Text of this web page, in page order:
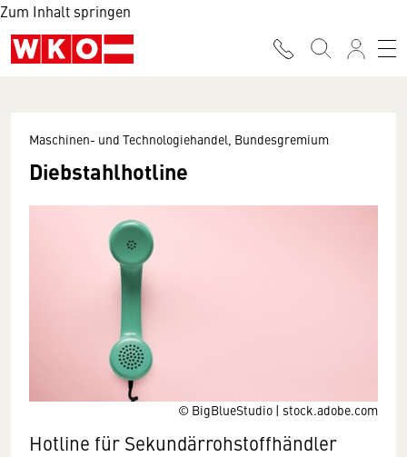
Zum Inhalt springen
© BigBlueStudio | stock.adobe.com
Maschinen- und Technologiehandel, Bundesgremium
Diebstahlhotline
Hotline für Sekundärrohstoffhändler